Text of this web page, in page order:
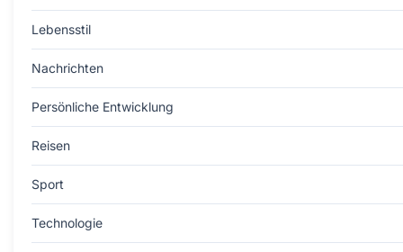
Lebensstil
Nachrichten
Persönliche Entwicklung
Reisen
Sport
Technologie